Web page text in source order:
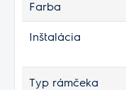
Farba
Inštalácia
Typ rámčeka